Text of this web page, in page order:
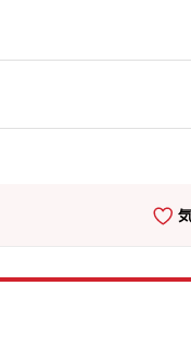
とコンサルティングス
援。融資・金融取引を
、企業価値向上を目的
まで、企業再生に必要
業・財務・組織面の課
る経験として、法人融